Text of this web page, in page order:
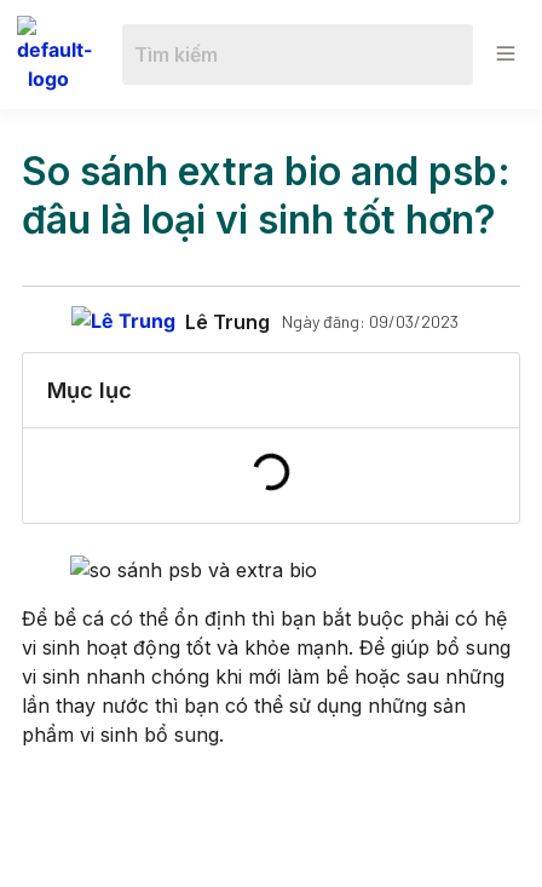
So sánh extra bio and psb:
đâu là loại vi sinh tốt hơn?
Lê Trung Ngày đăng: 09/03/2023
Mục lục
Để bể cá có thể ổn định thì bạn bắt buộc phải có hệ
vi sinh hoạt động tốt và khỏe mạnh. Để giúp bổ sung
vi sinh nhanh chóng khi mới làm bể hoặc sau những
lần thay nước thì bạn có thể sử dụng những sản
phẩm vi sinh bổ sung.